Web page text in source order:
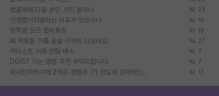
랩홈피에 다들 본인 사진 올리냐 23
신생랩가지말라는 이유가 있었구나 16
장학금 모은 랩비통장 16
AI 학회들 거품 슬슬 지적이 나오네요 27
카이스트 서류 전형 배수 7
DGIST 가는 방법 추천 부탁드립니다. 7
박사진학하기에 2억은 괜찮은 (?) 정도의 경제력인가요 12